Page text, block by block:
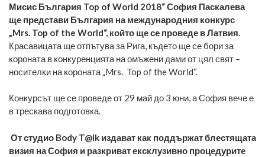
Мисис България Top of World 2018“ София Паскалева
ще представи България на международния конкурс
„Mrs. Top of the World“, който ще се проведе в Латвия.
Красавицата ще отпътува за Рига, където ще се бори за
короната в конкуренцията на омъжени дами от цял свят –
носителки на короната „Mrs. Top of the World“.
Конкурсът ще се проведе от 29 май до 3 юни, а София вече е
в трескава подготовка.
От студио Body T@lk издават как поддържат блестящата
визия на София и разкриват ексклузивно процедурите